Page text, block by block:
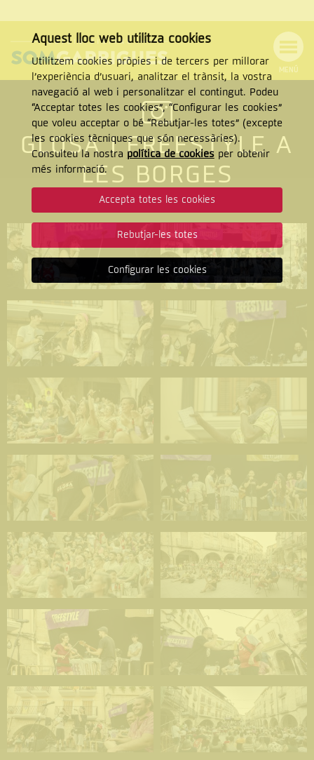
Menú
navegació
MENÚ
Cercar
CERCAR
GLOSA I FREESTYLE A
LES BORGES
Aquest lloc web utilitza cookies
Utilitzem cookies pròpies i de tercers per millorar
l’experiència d’usuari, analitzar el trànsit, la vostra
navegació al web i personalitzar el contingut. Podeu
“Acceptar totes les cookies”, “Configurar les cookies”
que voleu acceptar o bé “Rebutjar-les totes” (excepte
les cookies tècniques que són necessàries).
Consulteu la nostra política de cookiesper obtenir
més informació.
Accepta totes les cookies
Rebutjar-les totes
Configurar les cookies